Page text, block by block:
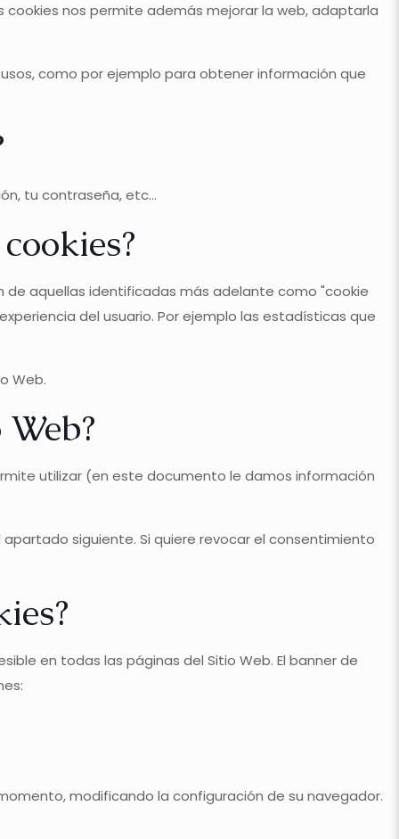
nos permite además mejorar la web, adaptarla
como por ejemplo para obtener información que
tu contraseña, etc...
de aquellas identificadas más adelante como "cookie
del usuario. Por ejemplo las estadísticas que
Web.
utilizar (en este documento le damos información
siguiente. Si quiere revocar el consentimiento
en todas las páginas del Sitio Web. El banner de
modificando la configuración de su navegador.